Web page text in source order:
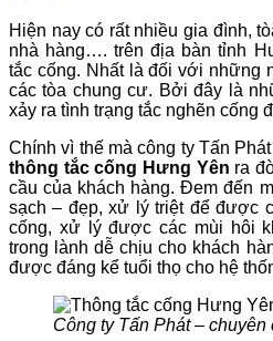
Hiện nay có rất nhiều gia đình,
nhà hàng…. trên địa bàn tỉnh
tắc cống. Nhất là đối với những
các tòa chung cư. Bởi đây là
xảy ra tình trạng tắc nghẽn cống
Chính vì thế mà công ty Tấn
thông tắc cống Hưng Yên ra
cầu của khách hàng. Đem đến
sạch – đẹp, xử lý triệt để được
cống, xử lý được các mùi hôi
trong lành dễ chịu cho khách
được đáng kể tuổi thọ cho hệ
Công ty Tấn Phát –